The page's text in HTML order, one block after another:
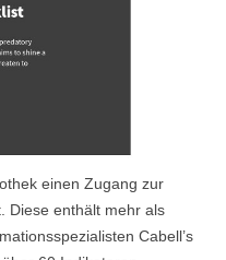
einen Zugang zur
Diese enthält mehr als
Cabell’s